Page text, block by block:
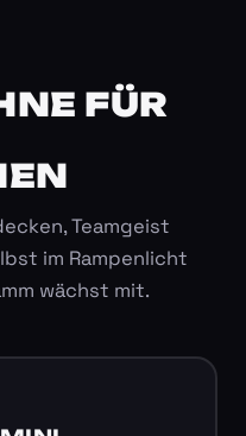
FÜR K
Teamgeist
im Rampenlicht
wächst mit.